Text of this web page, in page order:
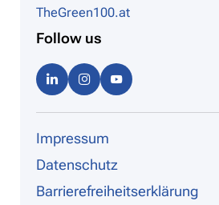
TheGreen100.at
Follow us
Linke
dIn
Instag
ram be
Impressum
Datenschutz
Barrierefreiheitserklärung